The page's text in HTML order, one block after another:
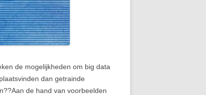
de mogelijkheden om big data
dan getrainde
de hand van voorbeelden